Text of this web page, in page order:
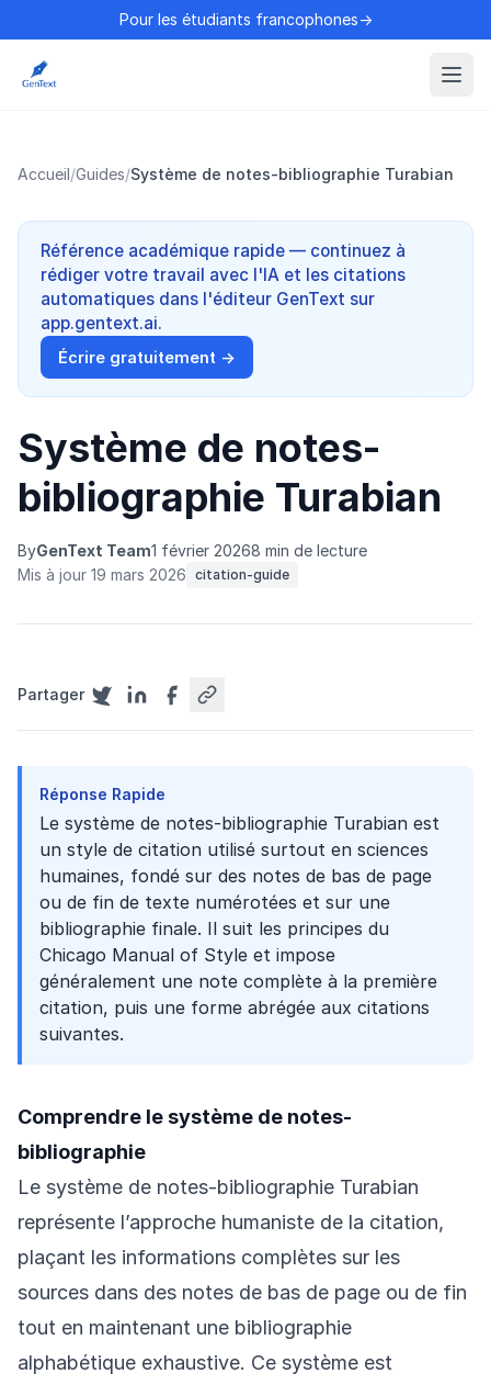
Pour les étudiants francophones→
Accueil/Guides/Système de notes-bibliographie Turabian
Référence académique rapide — continuez à
rédiger votre travail avec l'IA et les citations
automatiques dans l'éditeur GenText sur
app.gentext.ai.
Écrire gratuitement →
Système de notes-
bibliographie Turabian
ByGenText Team1 février 20268 min de lecture
Mis à jour 19 mars 2026 citation-guide
Partager
Réponse Rapide
Le système de notes-bibliographie Turabian est
un style de citation utilisé surtout en sciences
humaines, fondé sur des notes de bas de page
ou de fin de texte numérotées et sur une
bibliographie finale. Il suit les principes du
Chicago Manual of Style et impose
généralement une note complète à la première
citation, puis une forme abrégée aux citations
suivantes.
Comprendre le système de notes-
bibliographie
Le système de notes-bibliographie Turabian
représente l’approche humaniste de la citation,
plaçant les informations complètes sur les
sources dans des notes de bas de page ou de fin
tout en maintenant une bibliographie
alphabétique exhaustive. Ce système est